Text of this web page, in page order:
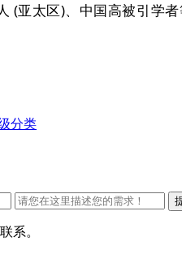
亚太区)、中国高被引学者
分类
系。